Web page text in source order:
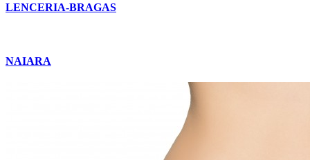
LENCERIA-BRAGAS
NAIARA